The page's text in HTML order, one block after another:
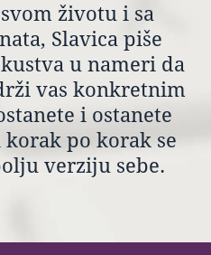
životu i sa
Slavica piše
u nameri da
vas konkretnim
i ostanete
po korak se
verziju sebe.